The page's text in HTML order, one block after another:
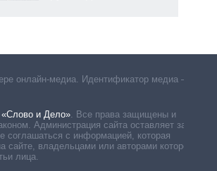
онлайн-медиа. Идентификатор медиа –
«Слово и Дело» Все права защищены и
Администрация сайта оставляет за
соглашаться с информацией, которая
сайте, владельцами или авторами которой
лица.